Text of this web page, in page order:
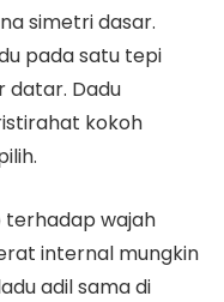
simetri dasar.
pada satu tepi
Dadu
kokoh
terhadap wajah
internal mungkin
adil sama di